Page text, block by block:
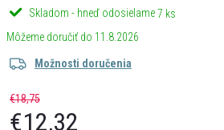
Skladom - hneď odosielame7 ks
11.8.2026
Možnosti doručenia
€18,75
€12,32